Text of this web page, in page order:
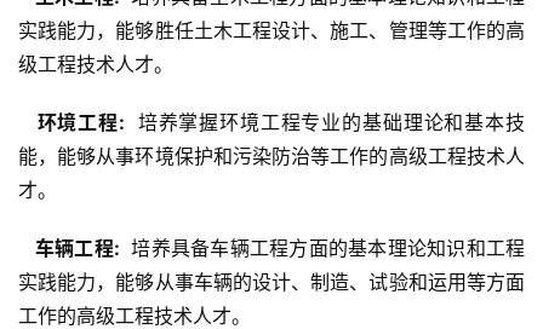
实践能力，能够胜任土木工程设计、施工、管理等工作的高
级工程技术人才。
  环境工程:
培养掌握环境工程专业的基础理论和基本技
能，能够从事环境保护和污染防治等工作的高级工程技术人
才。
  车辆工程:
培养具备车辆工程方面的基本理论知识和工程
实践能力，能够从事车辆的设计、制造、试验和运用等方面
工作的高级工程技术人才。